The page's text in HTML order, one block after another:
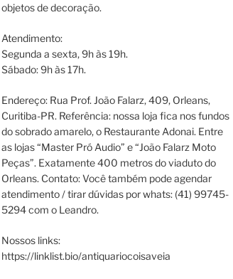
objetos de decoração.
Atendimento:
Segunda a sexta, 9h às 19h.
Sábado: 9h às 17h.
Endereço: Rua Prof. João Falarz, 409, Orleans,
Curitiba-PR. Referência: nossa loja fica nos fundos
do sobrado amarelo, o Restaurante Adonai. Entre
as lojas “Master Pró Audio” e “João Falarz Moto
Peças”. Exatamente 400 metros do viaduto do
Orleans. Contato: Você também pode agendar
atendimento / tirar dúvidas por whats: (41) 99745-
5294 com o Leandro.
Nossos links:
https://linklist.bio/antiquariocoisaveia